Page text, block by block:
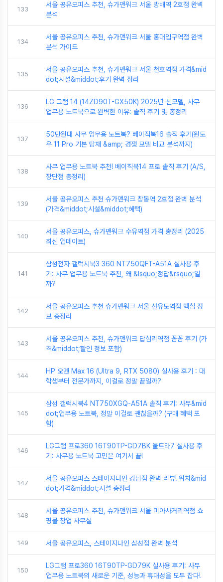
133
서울 공유오피스 추천, 슈가맨워크 서울 방배역 2호점 완벽
분석
134
서울 공유오피스 추천, 슈가맨워크 서울 홍대입구역점 완벽
분석 가이드
135
서울 공유오피스 추천, 슈가맨워크 서울 천호역점 가격&mid
dot;시설&middot;후기 완벽 정리
136
LG 그램 14 (14ZD90T-GX50K) 2025년 신모델, 사무
업무용 노트북으로 완벽한 이유: 솔직 후기 및 총정리
137
50만원대 사무 업무용 노트북? 베이직북16 솔직 후기(윈도
우 11 Pro 기본 탑재 &amp; 경쟁 모델 비교 분석까지)
138
사무 업무용 노트북 추천! 베이직북14 프로 솔직 후기 (A/S,
장단점 총정리)
139
서울 공유오피스 추천 슈가맨워크 창동역 2호점 완벽 분석
(가격&middot;시설&middot;혜택)
140
서울 공유오피스, 슈가맨워크 수유역점 가격 총정리 (2025
최신 업데이트)
141
삼성전자 갤럭시북3 360 NT750QFT-A51A 실사용 후
기: 사무 업무용 노트북 추천, 왜 &lsquo;정답&rsquo;일
까?
142
서울 공유오피스 추천 슈가맨워크 서울 선유도역점 핵심 정
보 총정리
143
서울 공유오피스 추천, 슈가맨워크 답십리역점 꼼꼼 후기 (가
격&middot;할인 정보 포함)
144
HP 오멘 Max 16 (Ultra 9, RTX 5080) 실사용 후기 : 대
학생부터 전문가까지, 이걸로 정말 끝일까?
145
삼성 갤럭시북4 NT750XGQ-A51A 솔직 후기: 사무&mid
dot;업무용 노트북, 정말 이걸로 괜찮을까? (구매 혜택 포
함)
146
LG그램 프로360 16T90TP-GD7BK 울트라7 실사용 후
기: 사무용 노트북 고민은 여기서 끝!
147
서울 공유오피스 스테이지나인 강남점 완벽 리뷰! 위치&mid
dot;가격&middot;시설 총정리
148
서울 공유오피스 추천, 슈가맨워크 서울 미아사거리역점 쇼
핑몰 창업 사무실
149 서울 공유오피스, 스테이지나인 삼성점 완벽 분석
150
LG그램 프로360 16T90TP-GD79K 실사용 후기: 사무
업무용 노트북의 새로운 기준, 성능과 휴대성을 모두 잡다!